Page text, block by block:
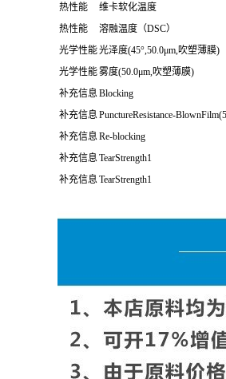
热性能
维卡软化温度
热性能
溶融温度（DSC）
光学性能光泽度(45°,50.0μm,吹塑薄膜)
光学性能雾度(50.0μm,吹塑薄膜)
补充信息 Blocking
补充信息 PunctureResistance-
补充信息 Re-blocking
补充信息 TearStrength1
补充信息 TearStrength1